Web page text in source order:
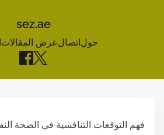
sez.ae
عرض المقالاتاتصالحول
فهم التوقعات التنافسية في الصحة